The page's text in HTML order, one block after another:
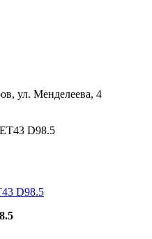
ул. Менделеева, 4
D98.5